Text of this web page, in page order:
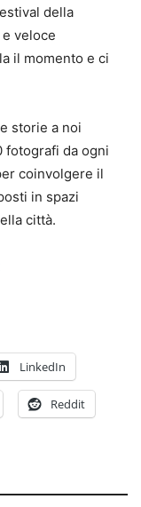
della
veloce
il momento e ci
storie a noi
fotografi da ogni
coinvolgere il
in spazi
città.
LinkedIn
Reddit